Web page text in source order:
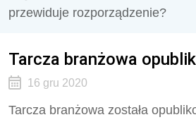
przewiduje rozporządzenie?
Tarcza branżowa
16 gru 2020
Tarcza branżowa została